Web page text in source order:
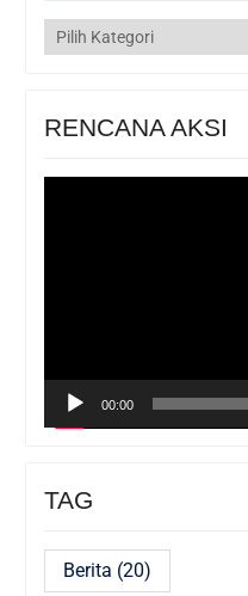
KATEGORI
RENCANA AKSI
00:00
TAG
Berita (20)